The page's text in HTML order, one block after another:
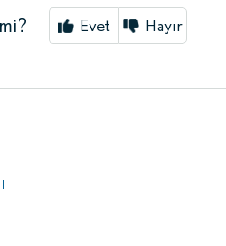
Evet Hayır